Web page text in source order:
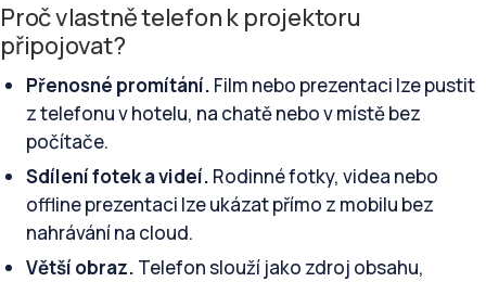
Proč vlastně telefon k projektoru
připojovat?
Přenosné promítání. Film nebo prezentaci lze pustit
z telefonu v hotelu, na chatě nebo v místě bez
počítače.
Sdílení fotek a videí. Rodinné fotky, videa nebo
offline prezentaci lze ukázat přímo z mobilu bez
nahrávání na cloud.
Větší obraz. Telefon slouží jako zdroj obsahu,